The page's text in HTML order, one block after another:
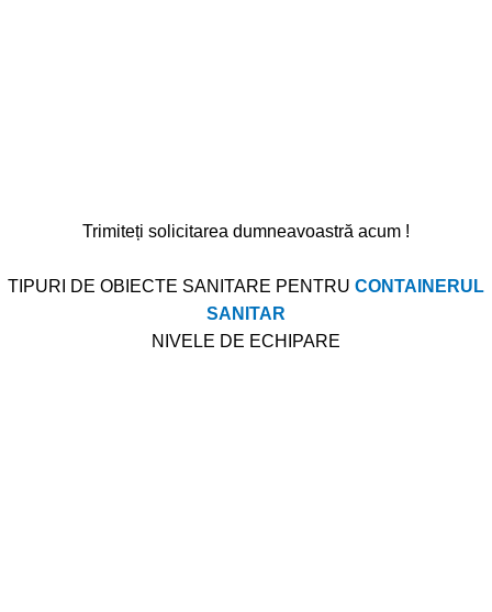
Trimiteți solicitarea dumneavoastră acum !
TIPURI DE OBIECTE SANITARE PENTRU CONTAINERUL
SANITAR
NIVELE DE ECHIPARE